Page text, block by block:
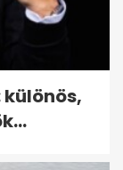
már
ki az